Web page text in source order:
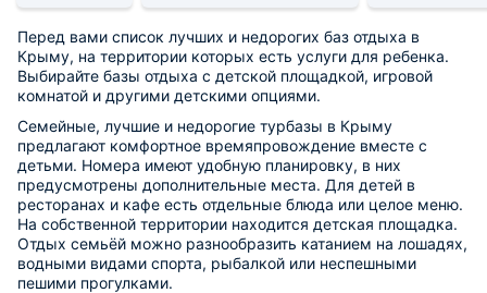
Перед вами список лучших и недорогих баз отдыха в
Крыму, на территории которых есть услуги для ребенка.
Выбирайте базы отдыха с детской площадкой, игровой
комнатой и другими детскими опциями.
Семейные, лучшие и недорогие турбазы в Крыму
предлагают комфортное времяпровождение вместе с
детьми. Номера имеют удобную планировку, в них
предусмотрены дополнительные места. Для детей в
ресторанах и кафе есть отдельные блюда или целое меню.
На собственной территории находится детская площадка.
Отдых семьёй можно разнообразить катанием на лошадях,
водными видами спорта, рыбалкой или неспешными
пешими прогулками.